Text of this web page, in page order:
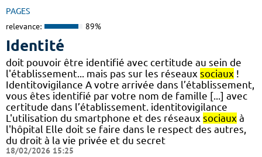
PAGES
relevance: 89%
Identité
doit pouvoir être identifié avec certitude au sein de
l'établissement... mais pas sur les réseaux sociaux !
Identitovigilance A votre arrivée dans l’établissement,
vous êtes identifié par votre nom de famille [...] avec
certitude dans l’établissement. identitovigilance
L'utilisation du smartphone et des réseaux sociaux à
l'hôpital Elle doit se faire dans le respect des autres,
du droit à la vie privée et du secret
18/02/2026 15:25